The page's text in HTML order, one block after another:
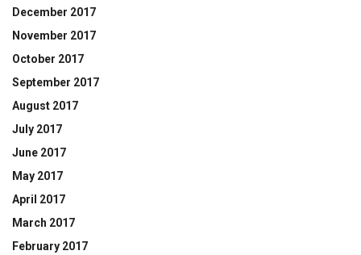
December 2017
November 2017
October 2017
September 2017
August 2017
July 2017
June 2017
May 2017
April 2017
March 2017
February 2017